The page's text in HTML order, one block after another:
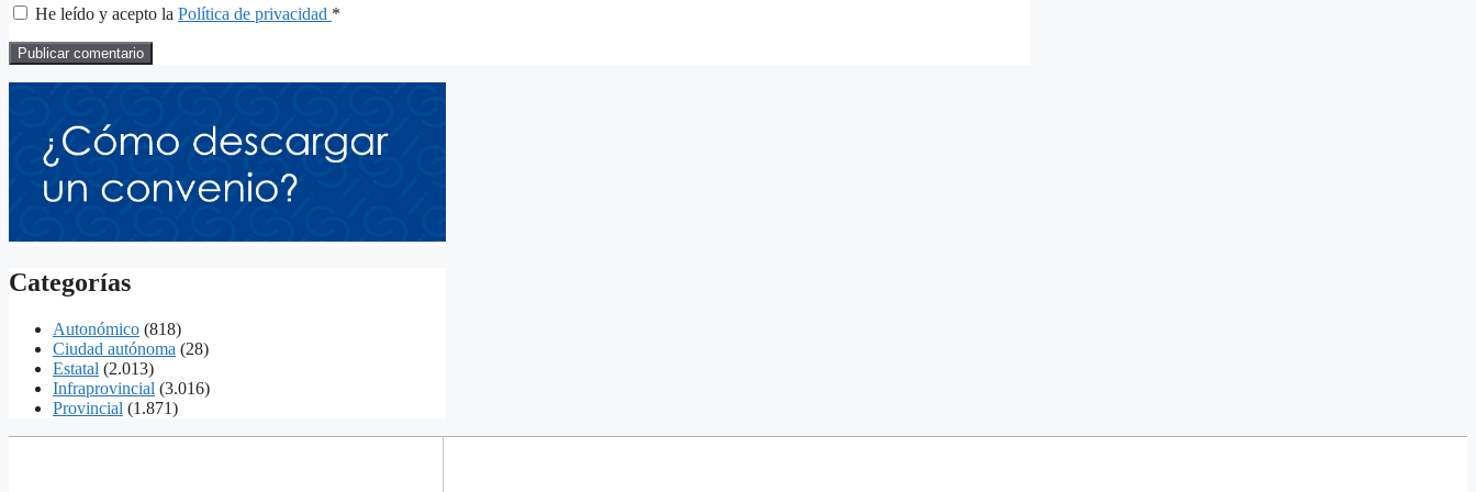
He leído y acepto la Política de privacidad *
Categorías
Autonómico (818)
Ciudad autónoma (28)
Estatal (2.013)
Infraprovincial (3.016)
Provincial (1.871)